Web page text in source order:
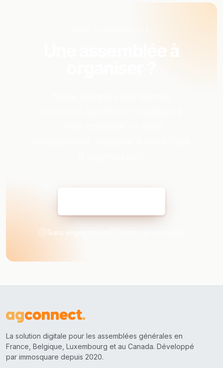
Une assemblée à
Sans engagement
La solution digitale pour les assemblées générales en
France, Belgique, Luxembourg et au Canada. Développé
par immosquare depuis 2020.